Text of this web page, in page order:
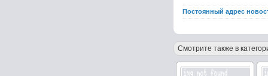
Постоянный адрес
Смотрите также в